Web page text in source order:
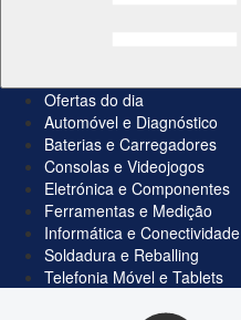
Ofertas do dia
Automóvel e Diagnóstico
Baterias e Carregadores
Consolas e Videojogos
Eletrónica e Componentes
Ferramentas e Medição
Informática e Conectividade
Soldadura e Reballing
Telefonia Móvel e Tablets